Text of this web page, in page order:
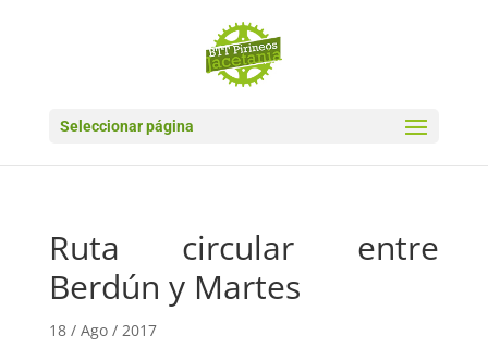
Seleccionar página
Ruta circular entre
Berdún y Martes
18 / Ago / 2017